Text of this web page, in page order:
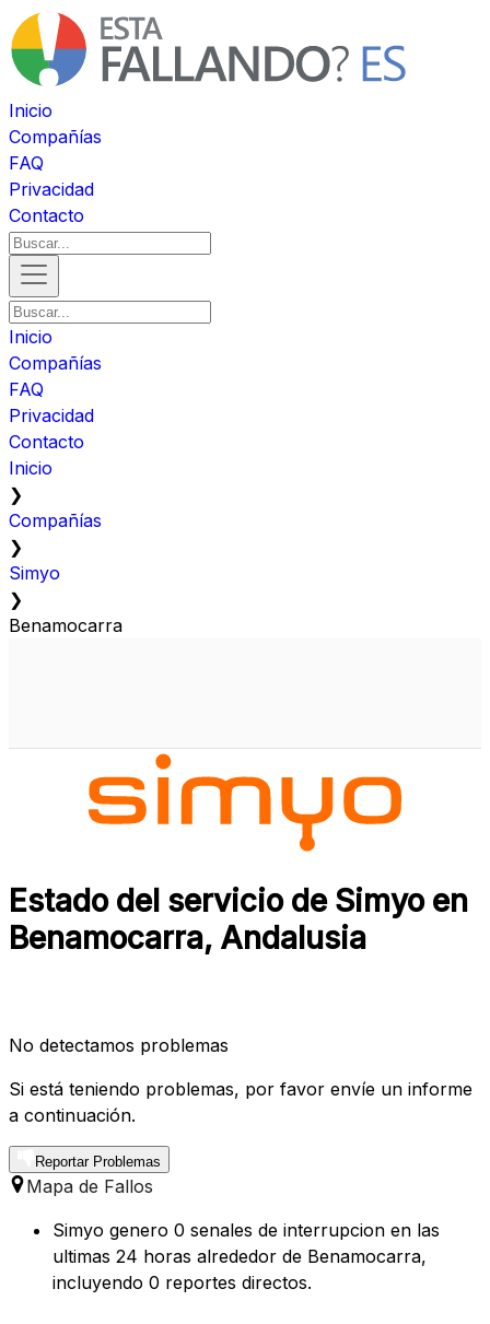
Inicio
Compañías
FAQ
Privacidad
Contacto
Inicio
Compañías
FAQ
Privacidad
Contacto
Inicio
❯
Compañías
❯
Simyo
❯
Benamocarra
Estado del servicio de Simyo en
Benamocarra, Andalusia
No detectamos problemas
Si está teniendo problemas, por favor envíe un informe
a continuación.
Reportar Problemas
Mapa de Fallos
Simyo genero 0 senales de interrupcion en las
ultimas 24 horas alrededor de Benamocarra,
incluyendo 0 reportes directos.